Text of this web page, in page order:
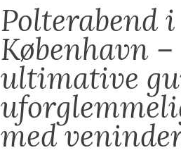
Polterabend i
København
ultimative
med